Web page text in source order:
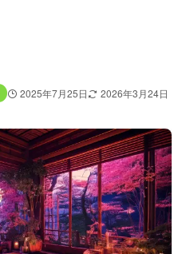
2025年7月25日 2026年3月24日